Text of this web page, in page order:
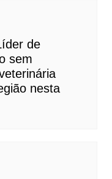
de
sem
nesta